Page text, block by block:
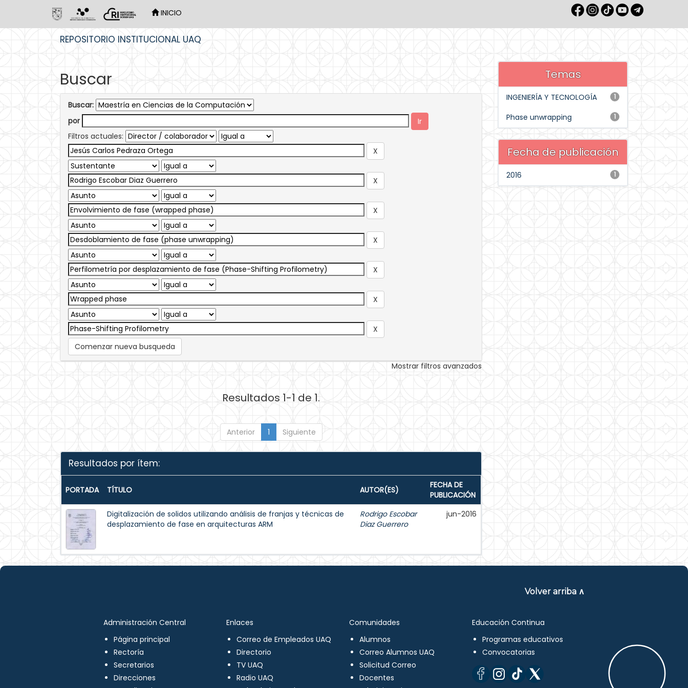
INICIO
REPOSITORIO INSTITUCIONAL UAQ
Buscar
Buscar:
por
Filtros actuales:
Comenzar nueva busqueda
Mostrar filtros avanzados
Resultados 1-1 de 1.
Anterior 1 Siguiente
Resultados por ítem:
PORTADA TÍTULO AUTOR(ES)
FECHA DE
PUBLICACIÓN
Digitalización de solidos utilizando análisis de franjas y técnicas de
desplazamiento de fase en arquitecturas ARM
Rodrigo Escobar
Diaz Guerrero
jun-2016
Temas
1
INGENIERÍA Y TECNOLOGÍA
1
Phase unwrapping
Fecha de publicación
1
2016
Volver arriba ∧
Administración Central
Página principal
Rectoría
Secretarios
Direcciones
Enlaces
Correo de Empleados UAQ
Directorio
TV UAQ
Radio UAQ
Comunidades
Alumnos
Correo Alumnos UAQ
Solicitud Correo
Docentes
Educación Continua
Programas educativos
Convocatorias